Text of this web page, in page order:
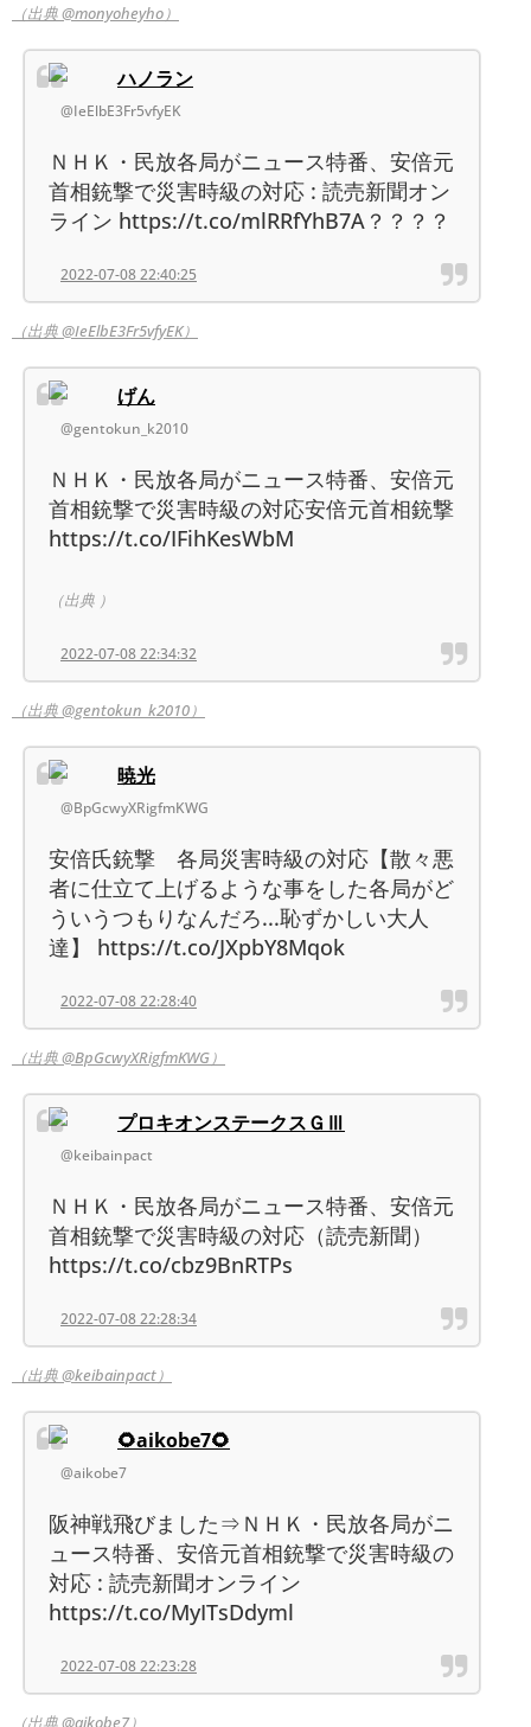
（出典 @monyoheyho）
ハノラン
@IeElbE3Fr5vfyEK
ＮＨＫ・民放各局がニュース特番、安倍元
首相銃撃で災害時級の対応 : 読売新聞オン
ライン https://t.co/mlRRfYhB7A？？？？
2022-07-08 22:40:25
（出典 @IeElbE3Fr5vfyEK）
げん
@gentokun_k2010
ＮＨＫ・民放各局がニュース特番、安倍元
首相銃撃で災害時級の対応安倍元首相銃撃
https://t.co/IFihKesWbM
（出典 ）
2022-07-08 22:34:32
（出典 @gentokun_k2010）
暁光
@BpGcwyXRigfmKWG
安倍氏銃撃 各局災害時級の対応【散々悪
者に仕立て上げるような事をした各局がど
ういうつもりなんだろ...恥ずかしい大人
達】 https://t.co/JXpbY8Mqok
2022-07-08 22:28:40
（出典 @BpGcwyXRigfmKWG）
プロキオンステークスＧⅢ
@keibainpact
ＮＨＫ・民放各局がニュース特番、安倍元
首相銃撃で災害時級の対応（読売新聞）
https://t.co/cbz9BnRTPs
2022-07-08 22:28:34
（出典 @keibainpact）
🌻aikobe7🌻
@aikobe7
阪神戦飛びました⇒ＮＨＫ・民放各局がニ
ュース特番、安倍元首相銃撃で災害時級の
対応 : 読売新聞オンライン
https://t.co/MyITsDdyml
2022-07-08 22:23:28
（出典 @aikobe7）